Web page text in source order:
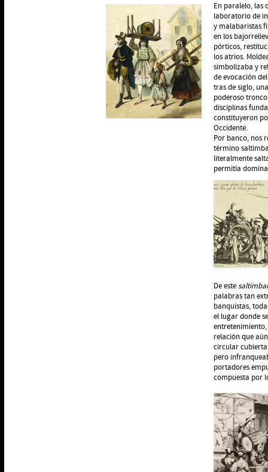
En paralelo, las
laboratorio de
y malabaristas
en los
pórticos,
los atrios.
simbolizaba y
de evocación
tras de siglo,
poderoso
disciplinas
constituyeron
Occidente.
Por banco, nos
término
literalmente
permitía
De este
palabras tan
banquistas,
el lugar donde
relación que
circular
pero
portadores
compuesta por